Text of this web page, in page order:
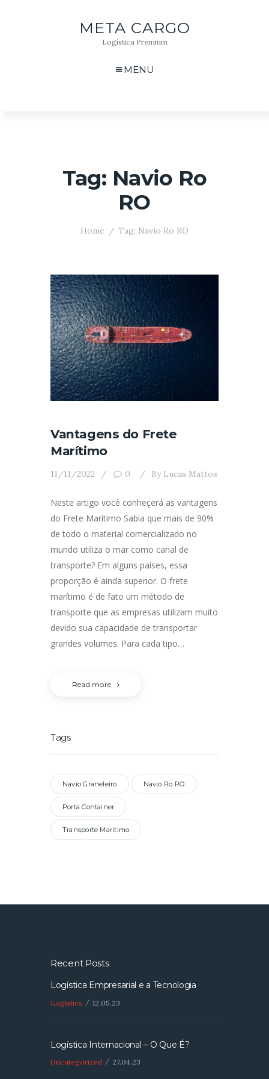
META CARGO
Logística Premium
MENU
Tag: Navio Ro
RO
Home Tag: Navio Ro RO
Vantagens do Frete
Marítimo
11/11/2022 0 By Lucas Mattos
Neste artigo você conheçerá as vantagens
do Frete Marítimo Sabia que mais de 90%
de todo o material comercializado no
mundo utiliza o mar como canal de
transporte? Em alguns países, essa
proporção é ainda superior. O frete
marítimo é de fato um método de
transporte que as empresas utilizam muito
devido sua capacidade de transportar
grandes volumes. Para cada tipo…
Read more
Tags
Navio Graneleiro Navio Ro RO
Porta Container
Transporte Maritimo
Recent Posts
Logística Empresarial e a Tecnologia
Logistics 12.05.23
Logística Internacional – O Que É?
Uncategorized 27.04.23